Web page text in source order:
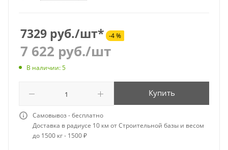
7329 руб./шт* -4 %
7 622 руб./шт
В наличии: 5
Купить
Самовывоз - бесплатно
Доставка в радиусе 10 км от Строительной базы и весом
до 1500 кг - 1500 ₽